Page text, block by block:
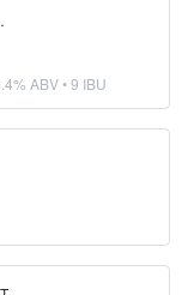
ABV • 9 IBU